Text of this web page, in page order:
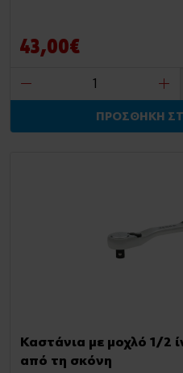
43,00€
ΠΡΟΣΘΗΚΗ
Καστάνια με μοχλό 1/2
από τη σκόνη